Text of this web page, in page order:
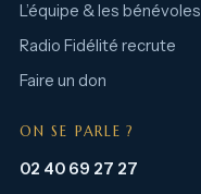
L’équipe & les bénévoles
Radio Fidélité recrute
Faire un don
ON SE PARLE ?
02 40 69 27 27